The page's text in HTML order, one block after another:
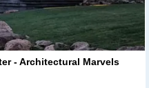
- Architectural Marvels